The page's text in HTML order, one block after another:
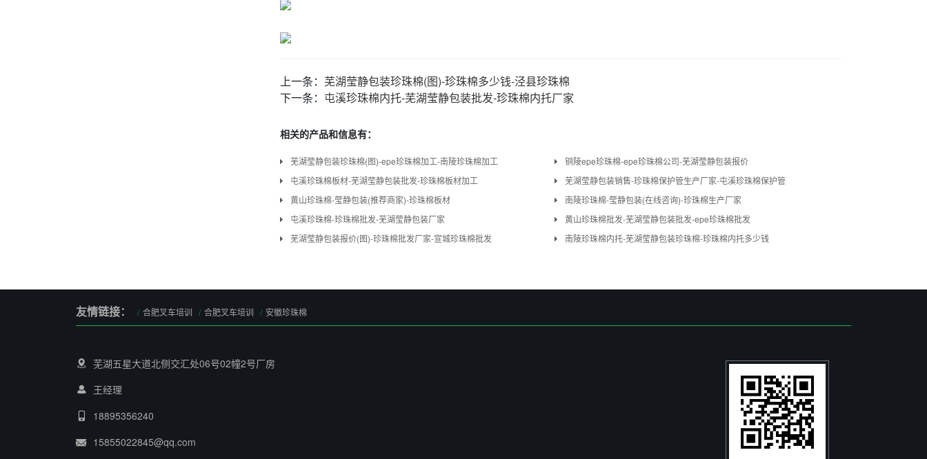
上一条： 芜湖莹静包装珍珠棉(图)-珍珠棉多少钱-泾县珍珠棉
下一条： 屯溪珍珠棉内托-芜湖莹静包装批发-珍珠棉内托厂家
相关的产品和信息有：
芜湖莹静包装珍珠棉(图)-epe珍珠棉加工-南陵珍珠棉加工
铜陵epe珍珠棉-epe珍珠棉公司-芜湖莹静包装报价
屯溪珍珠棉板材-芜湖莹静包装批发-珍珠棉板材加工
芜湖莹静包装销售-珍珠棉保护管生产厂家-屯溪珍珠棉保护管
黄山珍珠棉-莹静包装(推荐商家)-珍珠棉板材
南陵珍珠棉-莹静包装(在线咨询)-珍珠棉生产厂家
屯溪珍珠棉-珍珠棉批发-芜湖莹静包装厂家
黄山珍珠棉批发-芜湖莹静包装批发-epe珍珠棉批发
芜湖莹静包装报价(图)-珍珠棉批发厂家-宣城珍珠棉批发
南陵珍珠棉内托-芜湖莹静包装珍珠棉-珍珠棉内托多少钱
友情链接： 合肥叉车培训 合肥叉车培训 安徽珍珠棉
芜湖五星大道北侧交汇处06号02幢2号厂房
王经理
18895356240
15855022845@qq.com